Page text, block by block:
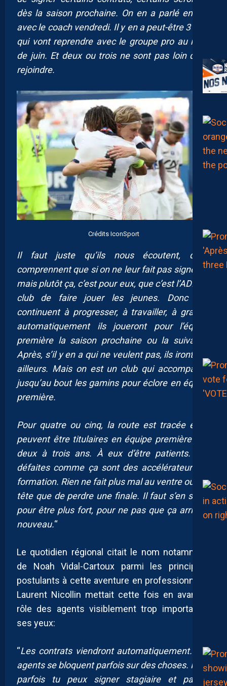
dès la saison prochaine. On en a parlé encore
avec le coach vendredi. Il y en a peut-être 3 ou 4
qui vont reprendre avec le groupe pro au mois
de juin. Et deux ou trois ne sont pas loin de le
rejoindre.
Crédits IconSport
Il faut juste qu’ils nous écoutent, qu’ils
comprennent que si on ne leur fait pas signer ça
mais plutôt ça, c’est pour eux, que c’est l’ADN du
club de faire jouer les jeunes. Donc s’ils
continuent à progresser, à travailler, à grandir,
automatiquement ils joueront pour l’équipe
première la saison prochaine ou la suivante.
Après, s’il y en a qui ne veulent pas, ils iront voir
ailleurs. Mais on est un club qui accompagne
jusqu’au bout les gamins pour éclore en équipe
première.
Pour quatre ou cinq, la route est tracée et ils
peuvent être titulaires en équipe première d’ici
deux à trois ans. À eux d’être patients. Les
défaites comme ça sont des accélérateurs de
formation. Rien ne fait plus mal au ventre ou à la
tête que de perdre une finale. Il faut s’en servir
pour être plus fort, pour ne pas que ça arrive à
nouveau.“
Le quotidien régional citait le nom notamment
de Noah Vidal-Cartoux parmi les principaux
postulants à cette aventure en professionnelle.
Laurent Nicollin mettait cette fois en avant le
rôle des agents visiblement trop important à
ses yeux:
“Les contrats viendront automatiquement. Les
agents se bloquent parfois sur des choses. Mais
parfois tu peux signer stagiaire et passer